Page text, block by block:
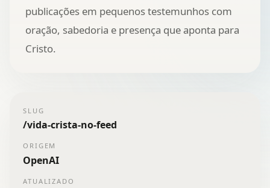
publicações em pequenos testemunhos com
oração, sabedoria e presença que aponta para
Cristo.
SLUG
/vida-crista-no-feed
ORIGEM
OpenAI
ATUALIZADO